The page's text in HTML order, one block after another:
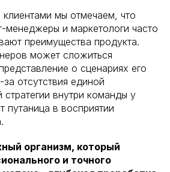
мы отмечаем, что
менеджеры и маркетологи часто
преимущества продукта.
может сложиться
о сценариях его
отсутствия единой
внутри команды у
путаница в восприятии
организм, который
и точного